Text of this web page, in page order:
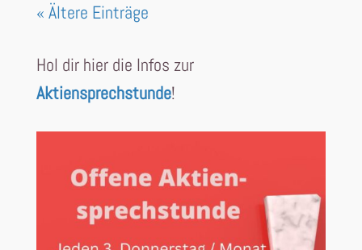
« Ältere Einträge
Hol dir hier die Infos zur
Aktiensprechstunde!